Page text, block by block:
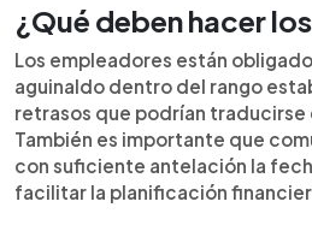
¿Qué deben hacer
Los empleadores están
aguinaldo dentro del rango
retrasos que podrían traducirse
También es importante que
con suficiente antelación la
facilitar la planificación